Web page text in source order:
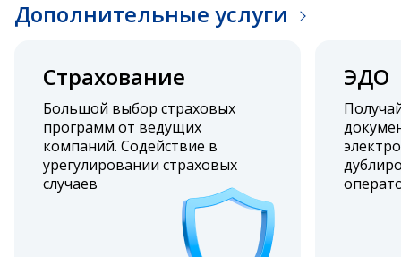
Дополнительные услуги
Страхование
Большой выбор страховых
программ от ведущих
компаний. Содействие в
урегулировании страховых
случаев
ЭДО